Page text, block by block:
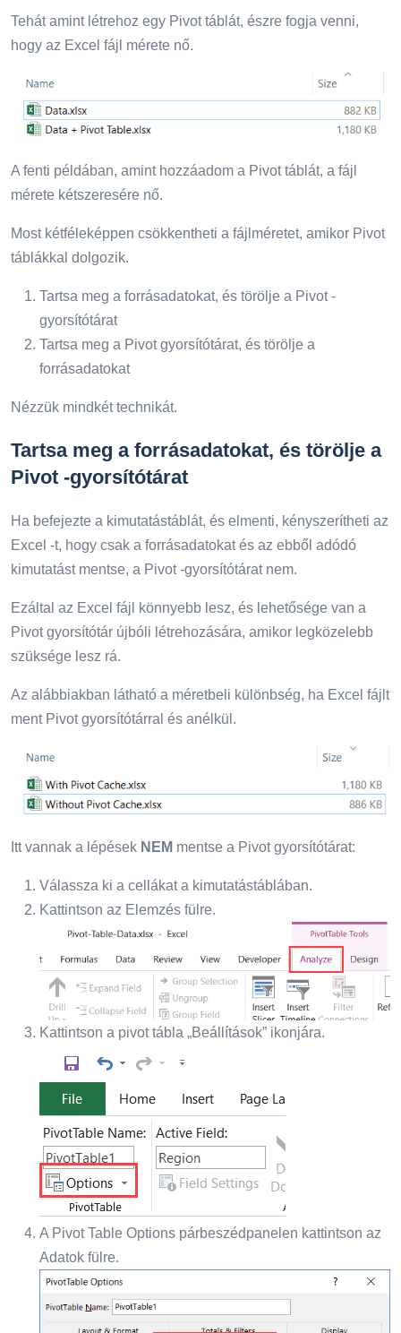
Tehát amint létrehoz egy Pivot táblát, észre fogja venni,
hogy az Excel fájl mérete nő.
A fenti példában, amint hozzáadom a Pivot táblát, a fájl
mérete kétszeresére nő.
Most kétféleképpen csökkentheti a fájlméretet, amikor Pivot
táblákkal dolgozik.
Tartsa meg a forrásadatokat, és törölje a Pivot -
gyorsítótárat
Tartsa meg a Pivot gyorsítótárat, és törölje a
forrásadatokat
Nézzük mindkét technikát.
Tartsa meg a forrásadatokat, és törölje a
Pivot -gyorsítótárat
Ha befejezte a kimutatástáblát, és elmenti, kényszerítheti az
Excel -t, hogy csak a forrásadatokat és az ebből adódó
kimutatást mentse, a Pivot -gyorsítótárat nem.
Ezáltal az Excel fájl könnyebb lesz, és lehetősége van a
Pivot gyorsítótár újbóli létrehozására, amikor legközelebb
szüksége lesz rá.
Az alábbiakban látható a méretbeli különbség, ha Excel fájlt
ment Pivot gyorsítótárral és anélkül.
Itt vannak a lépések NEM mentse a Pivot gyorsítótárat:
Válassza ki a cellákat a kimutatástáblában.
Kattintson az Elemzés fülre.
Kattintson a pivot tábla „Beállítások” ikonjára.
A Pivot Table Options párbeszédpanelen kattintson az
Adatok fülre.